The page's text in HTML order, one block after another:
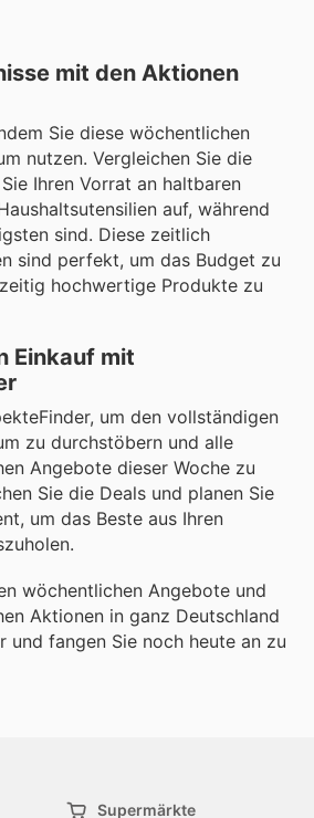
mit den Aktionen
Sie diese wöchentlichen
nutzen. Vergleichen Sie die
Ihren Vorrat an haltbaren
auf, während
sind. Diese zeitlich
sind perfekt, um das Budget zu
hochwertige Produkte zu
Einkauf mit
um den vollständigen
zu durchstöbern und alle
Angebote dieser Woche zu
Sie die Deals und planen Sie
um das Beste aus Ihren
wöchentlichen Angebote und
Aktionen in ganz Deutschland
und fangen Sie noch heute an zu
Supermärkte